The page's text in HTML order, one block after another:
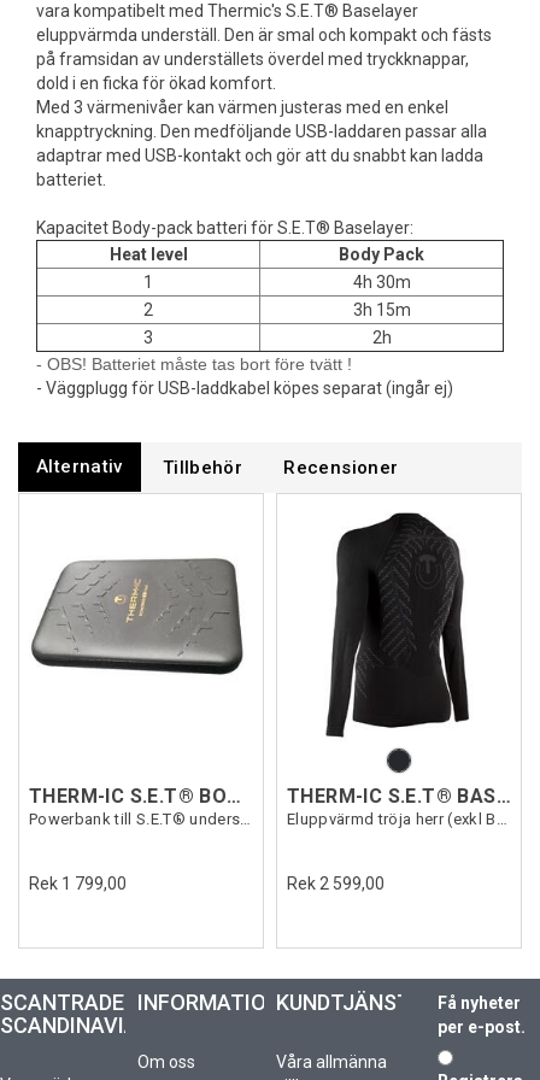
vara kompatibelt med Thermic's S.E.T® Baselayer
eluppvärmda underställ. Den är smal och kompakt och fästs
på framsidan av underställets överdel med tryckknappar,
dold i en ficka för ökad komfort.
Med 3 värmenivåer kan värmen justeras med en enkel
knapptryckning. Den medföljande USB-laddaren passar alla
adaptrar med USB-kontakt och gör att du snabbt kan ladda
batteriet.
Kapacitet Body-pack batteri för S.E.T® Baselayer:
Heat level
Body Pack
1
4h 30m
2
3h 15m
3
2h
- OBS! Batteriet måste tas bort före tvätt !
- Väggplugg för USB-laddkabel köpes separat (ingår ej)
Alternativ Tillbehör Recensioner
THERM-IC S.E.T® BODY PACK
Powerbank till S.E.T® underställ
Rek 1 799,00
THERM-IC S.E.T® BASELAYER MEN
Eluppvärmd tröja herr (exkl Bodypack)
Rek 2 599,00
SCANTRADE
SCANDINAVIA
INFORMATION
Om oss
KUNDTJÄNST
Våra allmänna
Få nyheter
per e-post.